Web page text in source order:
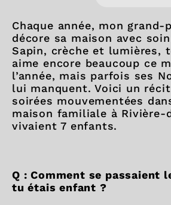
Chaque année, mon grand-
décore sa maison avec
Sapin, crèche et lumières,
aime encore beaucoup ce
l’année, mais parfois ses
lui manquent. Voici un
soirées mouvementées
maison familiale à Rivière-
vivaient 7 enfants.
Q : Comment se passaient
tu étais enfant ?